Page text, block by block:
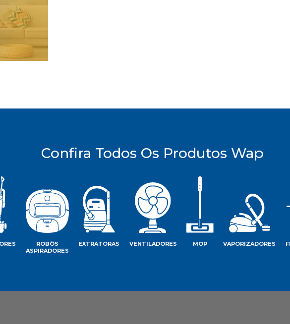
Confira Todos Os Produtos Wap
ROBÔS
ASPIRADORES
EXTRATORAS VENTILADORES MOP VAPORIZADORES